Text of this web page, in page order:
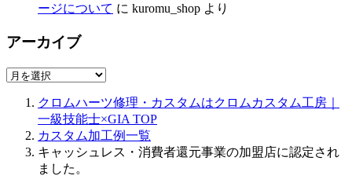
ージについて に kuromu_shop より
アーカイブ
ア
クロムハーツ修理・カスタムはクロムカスタム工房｜
一級技能士×GIA TOP
カスタム加工例一覧
キャッシュレス・消費者還元事業の加盟店に認定され
ました。